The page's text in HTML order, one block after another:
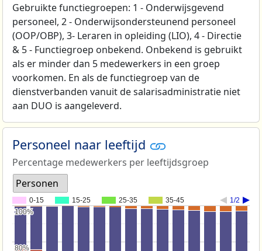
Gebruikte functiegroepen: 1 - Onderwijsgevend
personeel, 2 - Onderwijsondersteunend personeel
(OOP/OBP), 3- Leraren in opleiding (LIO), 4 - Directie
& 5 - Functiegroep onbekend. Onbekend is gebruikt
als er minder dan 5 medewerkers in een groep
voorkomen. En als de functiegroep van de
dienstverbanden vanuit de salarisadministratie niet
aan DUO is aangeleverd.
Personeel naar leeftijd
Percentage medewerkers per leeftijdsgroep
Personen
0-15 15-25 25-35 35-45 1/2
80%
80%
100%
100%